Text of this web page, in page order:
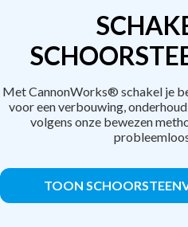
Met CannonWorks® schakel je
voor een verbouwing,
volgens onze bewezen
TOON